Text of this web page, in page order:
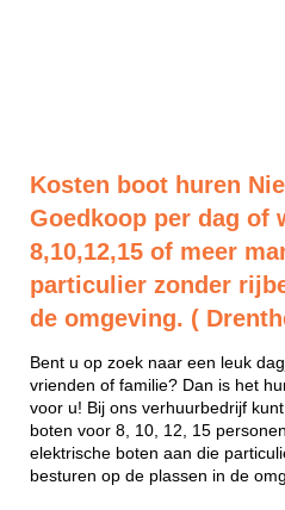
Kosten boot huren
Goedkoop per dag of
8,10,12,15 of meer
particulier zonder
de omgeving. (
Bent u op zoek naar een leuk
vrienden of familie? Dan is het
voor u! Bij ons verhuurbedrijf
boten voor 8, 10, 12, 15
elektrische boten aan die
besturen op de plassen in de